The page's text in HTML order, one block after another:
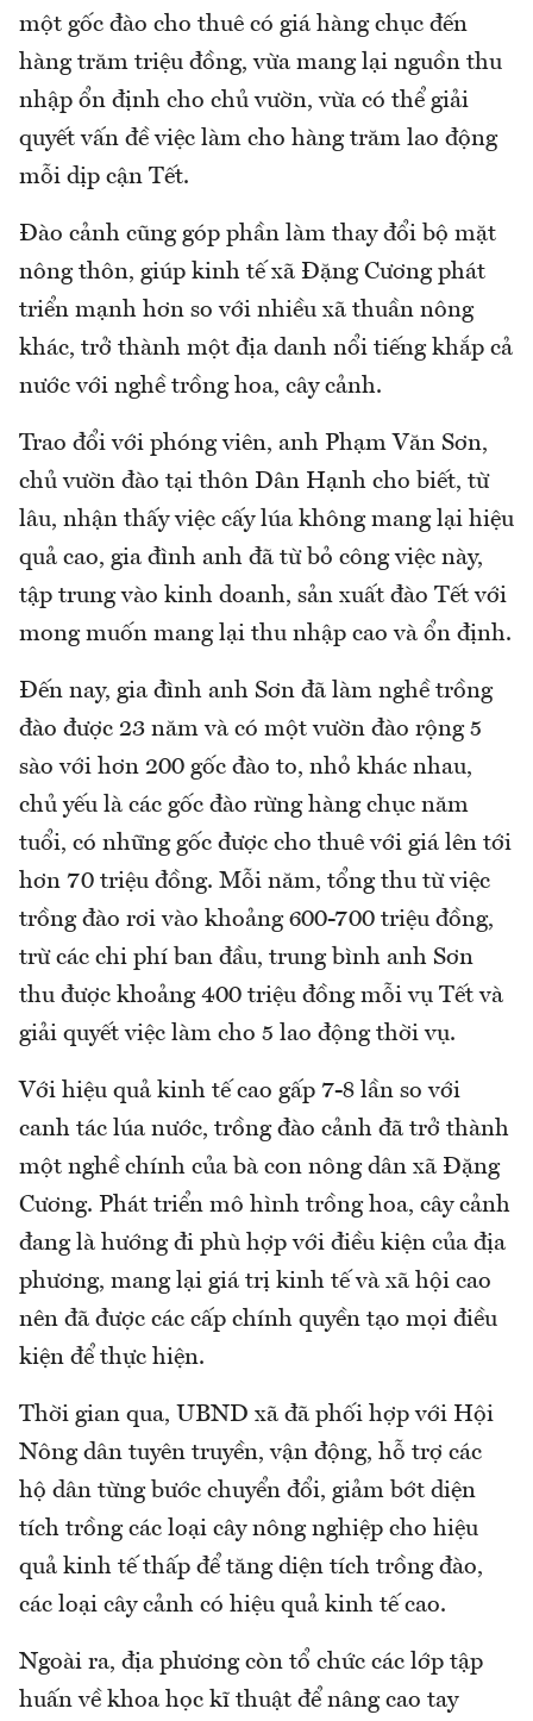
một gốc đào cho thuê có giá hàng chục đến
hàng trăm triệu đồng, vừa mang lại nguồn thu
nhập ổn định cho chủ vườn, vừa có thể giải
quyết vấn đề việc làm cho hàng trăm lao động
mỗi dịp cận Tết.
Đào cảnh cũng góp phần làm thay đổi bộ mặt
nông thôn, giúp kinh tế xã Đặng Cương phát
triển mạnh hơn so với nhiều xã thuần nông
khác, trở thành một địa danh nổi tiếng khắp cả
nước với nghề trồng hoa, cây cảnh.
Trao đổi với phóng viên, anh Phạm Văn Sơn,
chủ vườn đào tại thôn Dân Hạnh cho biết, từ
lâu, nhận thấy việc cấy lúa không mang lại hiệu
quả cao, gia đình anh đã từ bỏ công việc này,
tập trung vào kinh doanh, sản xuất đào Tết với
mong muốn mang lại thu nhập cao và ổn định.
Đến nay, gia đình anh Sơn đã làm nghề trồng
đào được 23 năm và có một vườn đào rộng 5
sào với hơn 200 gốc đào to, nhỏ khác nhau,
chủ yếu là các gốc đào rừng hàng chục năm
tuổi, có những gốc được cho thuê với giá lên tới
hơn 70 triệu đồng. Mỗi năm, tổng thu từ việc
trồng đào rơi vào khoảng 600-700 triệu đồng,
trừ các chi phí ban đầu, trung bình anh Sơn
thu được khoảng 400 triệu đồng mỗi vụ Tết và
giải quyết việc làm cho 5 lao động thời vụ.
Với hiệu quả kinh tế cao gấp 7-8 lần so với
canh tác lúa nước, trồng đào cảnh đã trở thành
một nghề chính của bà con nông dân xã Đặng
Cương. Phát triển mô hình trồng hoa, cây cảnh
đang là hướng đi phù hợp với điều kiện của địa
phương, mang lại giá trị kinh tế và xã hội cao
nên đã được các cấp chính quyền tạo mọi điều
kiện để thực hiện.
Thời gian qua, UBND xã đã phối hợp với Hội
Nông dân tuyên truyền, vận động, hỗ trợ các
hộ dân từng bước chuyển đổi, giảm bớt diện
tích trồng các loại cây nông nghiệp cho hiệu
quả kinh tế thấp để tăng diện tích trồng đào,
các loại cây cảnh có hiệu quả kinh tế cao.
Ngoài ra, địa phương còn tổ chức các lớp tập
huấn về khoa học kĩ thuật để nâng cao tay